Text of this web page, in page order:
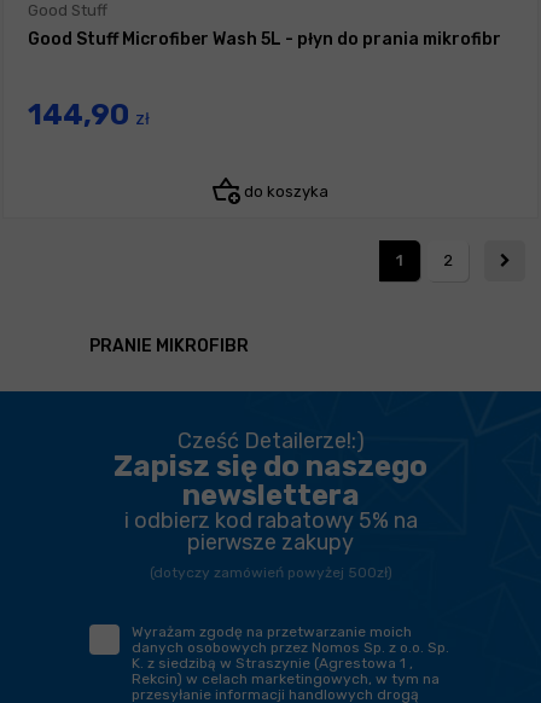
Good Stuff
Good Stuff Microfiber Wash 5L - płyn do prania mikrofibr
144,90 zł
do koszyka
1 2
PRANIE MIKROFIBR
Cześć Detailerze!:)
Zapisz się do naszego
newslettera
i odbierz kod rabatowy 5% na
pierwsze zakupy
(dotyczy zamówień powyżej 500zł)
Wyrażam zgodę na przetwarzanie moich
danych osobowych przez Nomos Sp. z o.o. Sp.
K. z siedzibą w Straszynie (Agrestowa 1 ,
Rekcin) w celach marketingowych, w tym na
przesyłanie informacji handlowych drogą